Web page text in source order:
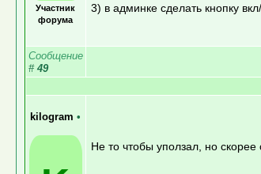
Участник
форума
3) в админке сделать кнопку
Сообщение
# 49
kilogram •
Не то чтобы уползал, но скорее